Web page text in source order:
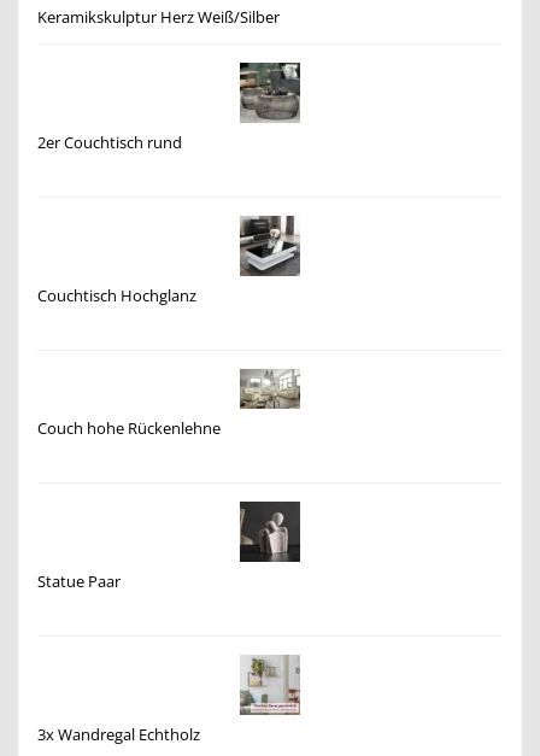
Keramikskulptur Herz Weiß/Silber
2er Couchtisch rund
Couchtisch Hochglanz
Couch hohe Rückenlehne
Statue Paar
3x Wandregal Echtholz